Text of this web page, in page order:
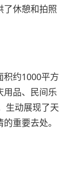
了休憩和拍照
积约1000平方
用品、民间乐
生动展现了天
重要去处。